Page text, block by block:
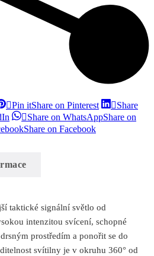
Pin itShare on Pinterest
Share
Share on WhatsAppShare on
Share on Facebook
taktické signální světlo od
intenzitou svícení, schopné
prostředím a ponořit se do
svítilny je v okruhu 360° od